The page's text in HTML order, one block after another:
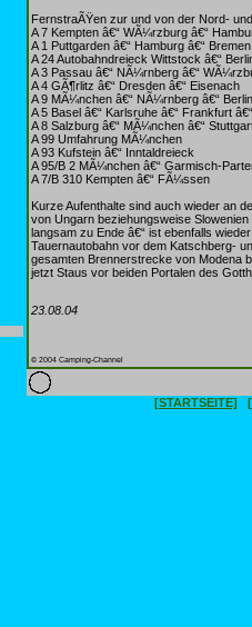
FernstraÃŸen zur und von der Nord-
A 7 Kempten â€“ WÃ¼rzburg â€“
A 1 Puttgarden â€“ Hamburg â€“
A 24 Autobahndreieck Wittstock â€“
A 3 Passau â€“ NÃ¼rnberg â€“
A 4 GÃ¶rlitz â€“ Dresden â€“ Eisenach
A 9 MÃ¼nchen â€“ NÃ¼rnberg â€“ Berlin
A 5 Basel â€“ Karlsruhe â€“ Frankfurt
A 8 Salzburg â€“ MÃ¼nchen â€“
A 99 Umfahrung MÃ¼nchen
A 93 Kufstein â€“ Inntaldreieck
A 95/B 2 MÃ¼nchen â€“ Garmisch-
A 7/B 310 Kempten â€“ FÃ¼ssen
Kurze Aufenthalte sind auch wieder an
von Ungarn beziehungsweise
langsam zu Ende â€“ ist ebenfalls
Tauernautobahn vor dem Katschberg-
gesamten Brennerstrecke von Modena
jetzt Staus vor beiden Portalen des
23.08.04
© 2004 Camping-Channel
[STARTSEITE]